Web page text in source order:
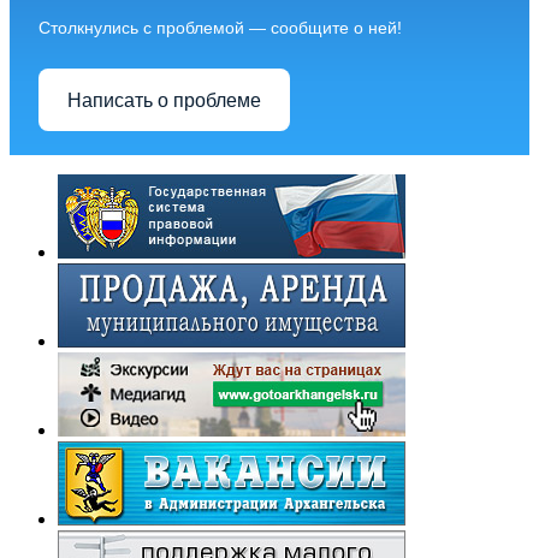
Столкнулись с проблемой — сообщите о ней!
Написать о проблеме